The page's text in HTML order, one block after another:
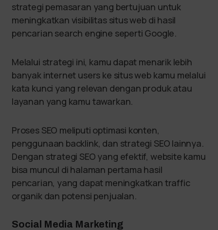
strategi pemasaran yang bertujuan untuk
meningkatkan visibilitas situs web di hasil
pencarian search engine seperti Google.
Melalui strategi ini, kamu dapat menarik lebih
banyak internet users ke situs web kamu melalui
kata kunci yang relevan dengan produk atau
layanan yang kamu tawarkan.
Proses SEO meliputi optimasi konten,
penggunaan backlink, dan strategi SEO lainnya.
Dengan strategi SEO yang efektif, website kamu
bisa muncul di halaman pertama hasil
pencarian, yang dapat meningkatkan traffic
organik dan potensi penjualan.
Social Media Marketing